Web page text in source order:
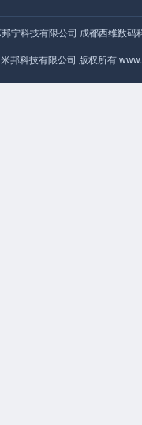
宁科技有限公司 成都西维数码
邦科技有限公司 版权所有